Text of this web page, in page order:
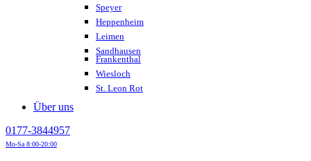
Speyer
Heppenheim
Leimen
Sandhausen
Frankenthal
Wiesloch
St. Leon Rot
Über uns
0177-3844957
Mo-Sa 8:00-20:00